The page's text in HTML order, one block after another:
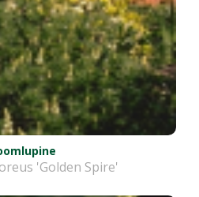
'Golden Spire'